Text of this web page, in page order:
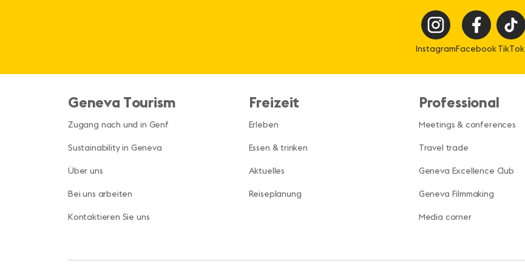
InstagramFacebookTikTok
Geneva Tourism
Zugang nach und in Genf
Sustainability in Geneva
Über uns
Bei uns arbeiten
Kontaktieren Sie uns
Freizeit
Erleben
Essen & trinken
Aktuelles
Reiseplanung
Professional
Meetings & conferences
Travel trade
Geneva Excellence Club
Geneva Filmmaking
Media corner